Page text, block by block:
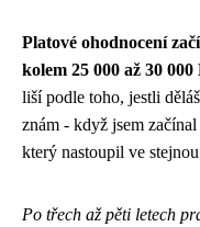
Platové ohodnocení
kolem 25 000 až 30
liší podle toho, jestli
znám - když jsem
který nastoupil ve
Po třech až pěti letech